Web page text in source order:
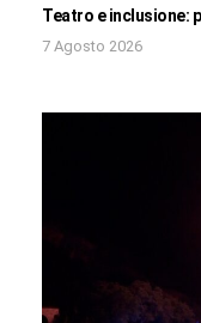
Teatro e inclusione:
7 Agosto 2026